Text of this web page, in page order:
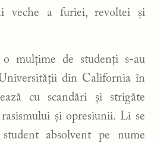
veche a furiei, revoltei și
mulțime de studenți s-au
din California în
cu scandări și strigăte
și opresiunii. Li se
absolvent pe nume